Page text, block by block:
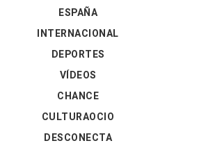
ESPAÑA
INTERNACIONAL
DEPORTES
VÍDEOS
CHANCE
CULTURAOCIO
DESCONECTA